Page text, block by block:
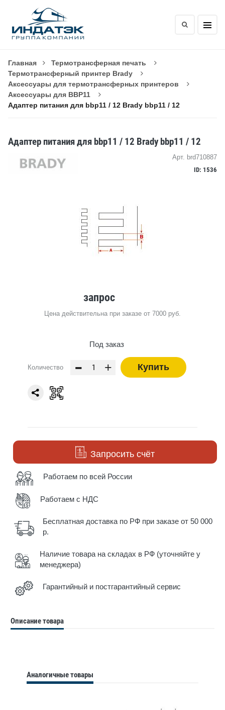
Главная
Термотрансферная печать
Термотрансферный принтер Brady
Аксессуары для термотрансферных принтеров
Аксессуары для BBP11
Адаптер питания для bbp11 / 12 Brady bbp11 / 12
Адаптер питания для bbp11 / 12 Brady bbp11 / 12
Арт. brd710887
ID: 1536
запрос
Цена действительна при заказе от 7000 руб.
Под заказ
Количество - + Купить
Запросить счёт
Работаем по всей России
Работаем с НДС
Бесплатная доставка по РФ при заказе от 50 000
р.
Наличие товара на складах в РФ (уточняйте у
менеджера)
Гарантийный и постгарантийный сервис
Описание товара
Аналогичные товары